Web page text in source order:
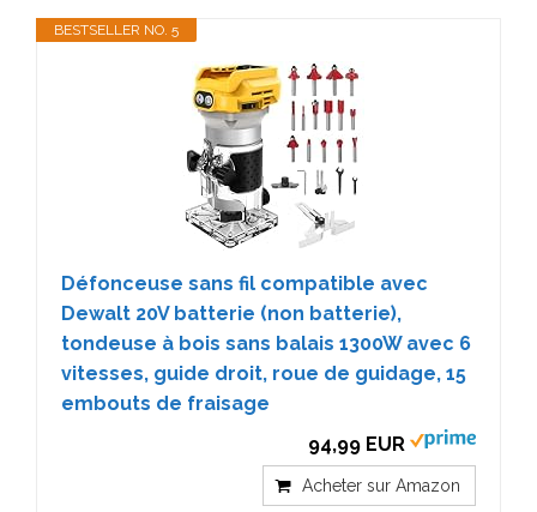
BESTSELLER NO. 5
Défonceuse sans fil compatible avec
Dewalt 20V batterie (non batterie),
tondeuse à bois sans balais 1300W avec 6
vitesses, guide droit, roue de guidage, 15
embouts de fraisage
94,99 EUR
Acheter sur Amazon